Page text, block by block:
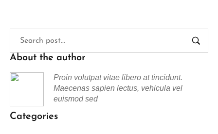
About the author
Proin volutpat vitae libero at tincidunt.
Maecenas sapien lectus, vehicula vel
euismod sed
Categories